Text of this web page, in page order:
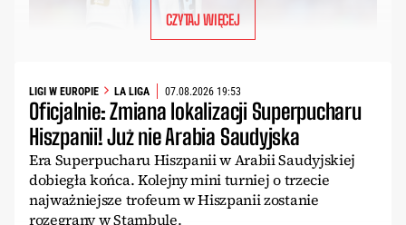
CZYTAJ WIĘCEJ
LIGI W EUROPIE LA LIGA 07.08.2026 19:53
Oficjalnie: Zmiana lokalizacji Superpucharu
Hiszpanii! Już nie Arabia Saudyjska
Era Superpucharu Hiszpanii w Arabii Saudyjskiej
dobiegła końca. Kolejny mini turniej o trzecie
najważniejsze trofeum w Hiszpanii zostanie
rozegrany w Stambule.